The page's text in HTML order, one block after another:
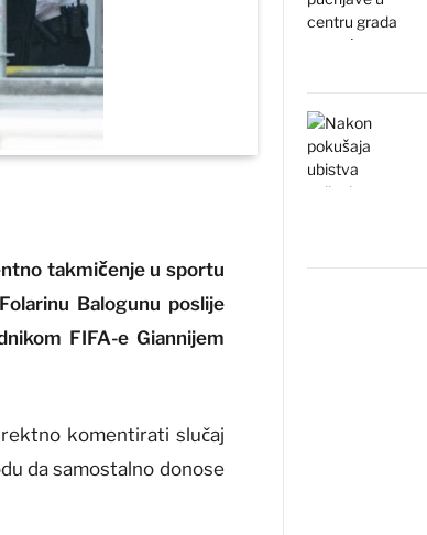
takmičenje u sportu
Balogunu poslije
FIFA-e Giannijem
komentirati slučaj
da samostalno donose